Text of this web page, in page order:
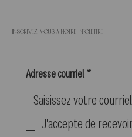
Inscrivez-vous à notre infolettre
Adresse courriel *
J'accepte de